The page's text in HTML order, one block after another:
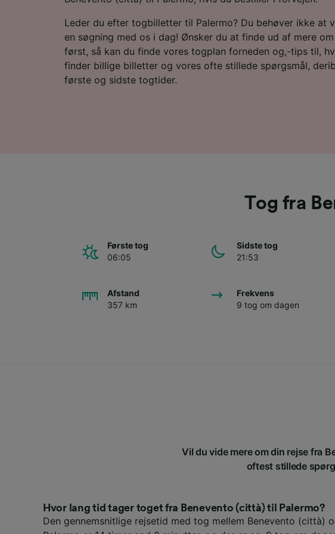
Leder du efter togbilletter til Palermo? Du behøver ikke at
en søgning med os i dag! Ønsker du at finde ud af mere om
først, så kan du finde vores togplan forneden og,-tips til,
finder billige billetter og vores ofte stillede spørgsmål,
første og sidste togtider.
Tog fra
Første tog
06:05
Sidste tog
21:53
Afstand
357 km
Frekvens
9 tog om dagen
Vil du vide mere om din rejse fra
oftest stillede
Hvor lang tid tager toget fra Benevento (città) til Palermo?
Den gennemsnitlige rejsetid med tog mellem Benevento (città)